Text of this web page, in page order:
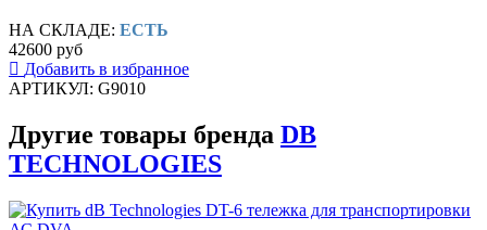
НА СКЛАДЕ: ЕСТЬ
42600 руб
Добавить в избранное
АРТИКУЛ: G9010
Другие товары бренда DB
TECHNOLOGIES